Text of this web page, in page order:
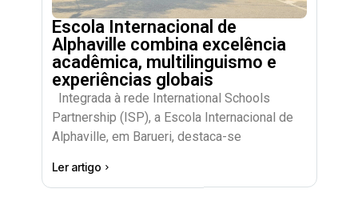
Escola Internacional de
Alphaville combina excelência
acadêmica, multilinguismo e
experiências globais
Integrada à rede International Schools
Partnership (ISP), a Escola Internacional de
Alphaville, em Barueri, destaca-se
Ler artigo